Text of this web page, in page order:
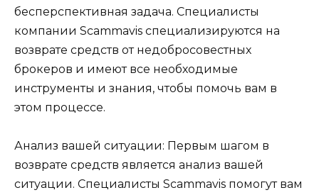
бесперспективная задача. Специалисты
компании Scammavis специализируются на
возврате средств от недобросовестных
брокеров и имеют все необходимые
инструменты и знания, чтобы помочь вам в
этом процессе.
Анализ вашей ситуации: Первым шагом в
возврате средств является анализ вашей
ситуации. Специалисты Scammavis помогут вам